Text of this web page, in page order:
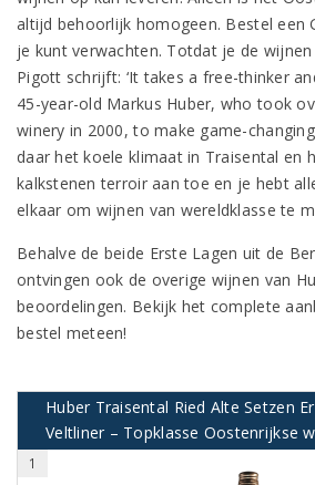
altijd behoorlijk homogeen. Bestel een
je kunt verwachten. Totdat je de
Pigott schrijft: ‘It takes a free-thinker
45-year-old Markus Huber, who took
winery in 2000, to make game-
daar het koele klimaat in Traisental en
kalkstenen terroir aan toe en je hebt
elkaar om wijnen van wereldklasse te
Behalve de beide Erste Lagen uit de
ontvingen ook de overige wijnen van
beoordelingen. Bekijk het complete
bestel meteen!
Huber Traisental Ried Alte Setzen
Veltliner – Topklasse Oostenrijkse
1